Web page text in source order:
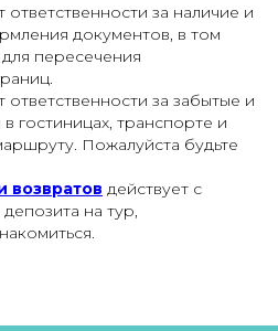
за наличие и
документов, в том
пересечения
за забытые и
гостиницах, транспорте и
Пожалуйста будьте
возвратов действует с
на тур,